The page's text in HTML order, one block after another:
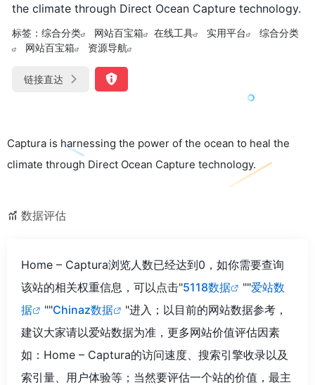
the climate through Direct Ocean Capture technology.
标签： 综合分类 网站百宝箱 在线工具 实用平台
综合分类
网站百宝箱
资源导航
链接直达
Captura is harnessing the power of the ocean to heal the
climate through Direct Ocean Capture technology.
数据评估
Home – Captura浏览人数已经达到0，如你需要查询
该站的相关权重信息，可以点击"5118数据 ""爱站数
据
""Chinaz数据
"进入；以目前的网站数据参考，
建议大家请以爱站数据为准，更多网站价值评估因素
如：Home – Captura的访问速度、搜索引擎收录以及
索引量、用户体验等；当然要评估一个站的价值，最主